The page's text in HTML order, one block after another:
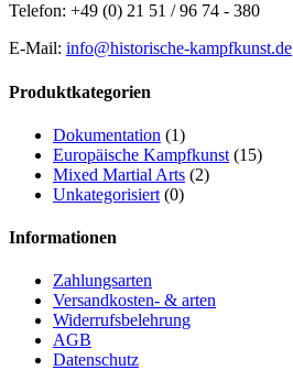
Telefon: +49 (0) 21 51 / 96 74 - 380
E-Mail: info@historische-kampfkunst.de
Produktkategorien
Dokumentation (1)
Europäische Kampfkunst (15)
Mixed Martial Arts (2)
Unkategorisiert (0)
Informationen
Zahlungsarten
Versandkosten- & arten
Widerrufsbelehrung
AGB
Datenschutz